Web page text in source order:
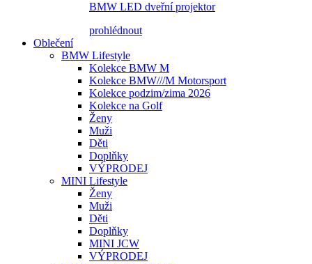
BMW LED dveřní projektor
prohlédnout
Oblečení
BMW Lifestyle
Kolekce BMW M
Kolekce BMW///M Motorsport
Kolekce podzim/zima 2026
Kolekce na Golf
Ženy
Muži
Děti
Doplňky
VÝPRODEJ
MINI Lifestyle
Ženy
Muži
Děti
Doplňky
MINI JCW
VÝPRODEJ